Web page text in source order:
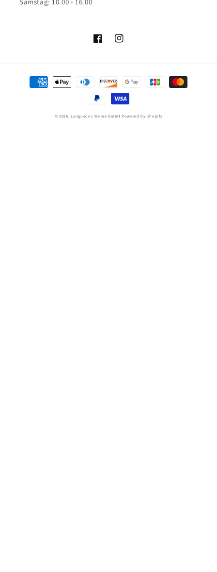
FacebookInstagram
Zahlungsmethoden
© 2026,Languedoc Weine GmbH Powered by Shopify